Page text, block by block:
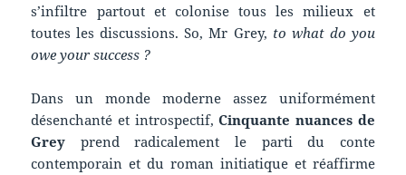
s’infiltre partout et colonise tous les milieux et
toutes les discussions. So, Mr Grey, to what do you
owe your success ?
Dans un monde moderne assez uniformément
désenchanté et introspectif,Cinquante nuances de
Grey prend radicalement le parti du conte
contemporain et du roman initiatique et réaffirme